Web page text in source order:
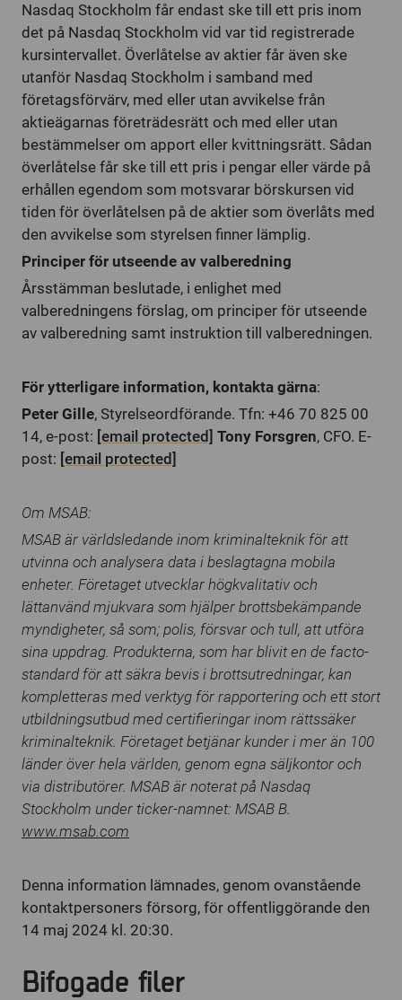
Nasdaq Stockholm får endast ske till ett pris inom
det på Nasdaq Stockholm vid var tid registrerade
kursintervallet. Överlåtelse av aktier får även ske
utanför Nasdaq Stockholm i samband med
företagsförvärv, med eller utan avvikelse från
aktieägarnas företrädesrätt och med eller utan
bestämmelser om apport eller kvittningsrätt. Sådan
överlåtelse får ske till ett pris i pengar eller värde på
erhållen egendom som motsvarar börskursen vid
tiden för överlåtelsen på de aktier som överlåts med
den avvikelse som styrelsen finner lämplig.
Principer för utseende av valberedning
Årsstämman beslutade, i enlighet med
valberedningens förslag, om principer för utseende
av valberedning samt instruktion till valberedningen.
För ytterligare information, kontakta gärna:
Peter Gille, Styrelseordförande. Tfn: +46 70 825 00
14, e-post: [email protected] Tony Forsgren, CFO. E-
post: [email protected]
Om MSAB:
MSAB är världsledande inom kriminalteknik för att
utvinna och analysera data i beslagtagna mobila
enheter. Företaget utvecklar högkvalitativ och
lättanvänd mjukvara som hjälper brottsbekämpande
myndigheter, så som; polis, försvar och tull, att utföra
sina uppdrag. Produkterna, som har blivit en de facto-
standard för att säkra bevis i brottsutredningar, kan
kompletteras med verktyg för rapportering och ett stort
utbildningsutbud med certifieringar inom rättssäker
kriminalteknik. Företaget betjänar kunder i mer än 100
länder över hela världen, genom egna säljkontor och
via distributörer. MSAB är noterat på Nasdaq
Stockholm under ticker-namnet: MSAB B.
www.msab.com
Denna information lämnades, genom ovanstående
kontaktpersoners försorg, för offentliggörande den
14 maj 2024 kl. 20:30.
Bifogade filer